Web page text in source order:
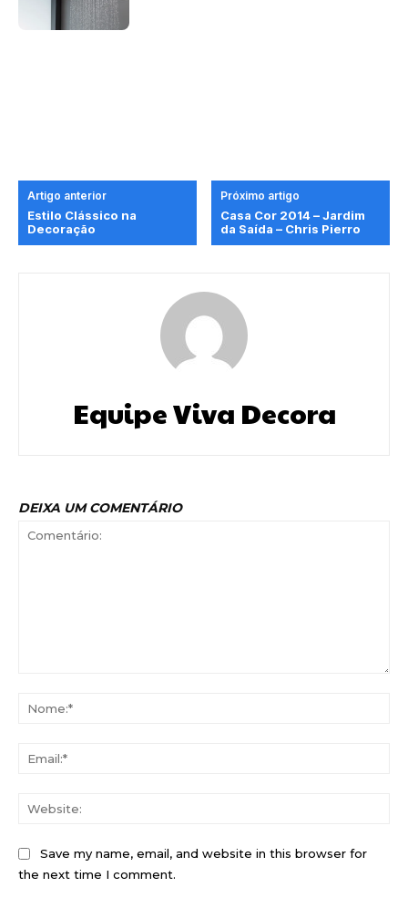
Artigo anterior
Estilo Clássico na
Decoração
Próximo artigo
Casa Cor 2014 – Jardim
da Saída – Chris Pierro
Equipe Viva Decora
DEIXA UM COMENTÁRIO
Save my name, email, and website in this browser for
the next time I comment.